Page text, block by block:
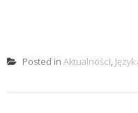
Posted in Aktualności,